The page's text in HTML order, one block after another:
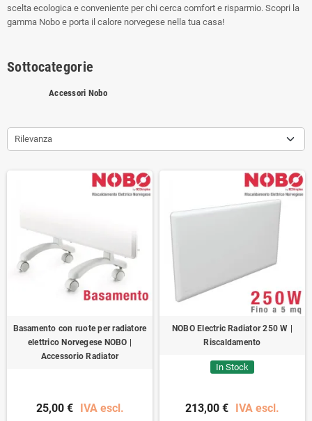
scelta ecologica e conveniente per chi cerca comfort e risparmio. Scopri la
gamma Nobo e porta il calore norvegese nella tua casa!
Sottocategorie
Accessori Nobo
Rilevanza
Basamento con ruote per radiatore
elettrico Norvegese NOBO |
Accessorio Radiator
25,00 € IVA escl.
NOBO Electric Radiator 250 W |
Riscaldamento
In Stock
213,00 € IVA escl.